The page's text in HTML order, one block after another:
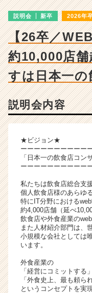
ベ
チ
ャ
ー
成
長
か
ら
カ
ウ
ト
が
届
く
就
活
サ
ア
キ
説明会 新卒 2026年
【26卒／
約10,000店
すは日本一
説明会内容
★ビジョン★
ーーーーーーーーーー
「日本一の飲食店コン
ーーーーーーーーーー
私たちは飲食店総合支
個人飲食店様のあらゆ
特にIT分野におけるweb
約4,000店舗（延べ
飲食店や外食産業の
また人材紹介部門は、
小規模な会社としては
います。
外食産業の
「経営にコミットする」
「外食史上、最も頼ら
というコンセプトを実